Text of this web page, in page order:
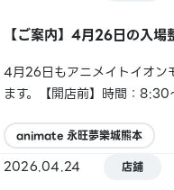
【ご案内】4月26日の入
4月26日もアニメイトイオン
ます。【開店前】時間：
変更後はイオンモール熊本店
animate 永旺夢樂城熊本
2026.04.24 店鋪